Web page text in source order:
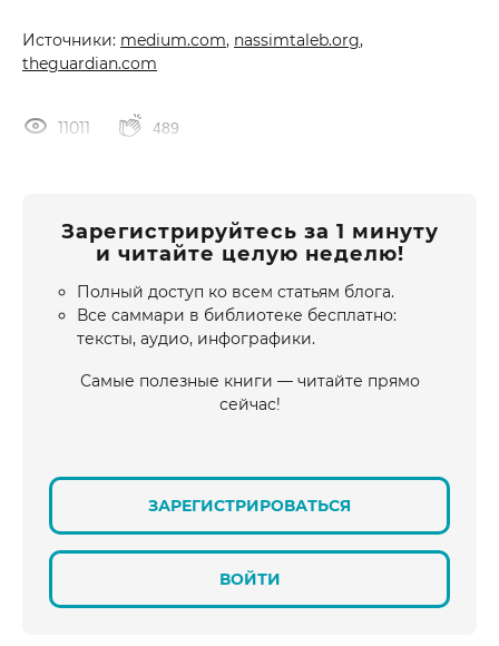
Источники: medium.com, nassimtaleb.org,
theguardian.com
11011 489
Зарегистрируйтесь за 1 минуту
и читайте целую неделю!
Полный доступ ко всем статьям блога.
Все саммари в библиотеке бесплатно:
тексты, аудио, инфографики.
Самые полезные книги — читайте прямо
сейчас!
ЗАРЕГИСТРИРОВАТЬСЯ
ВОЙТИ